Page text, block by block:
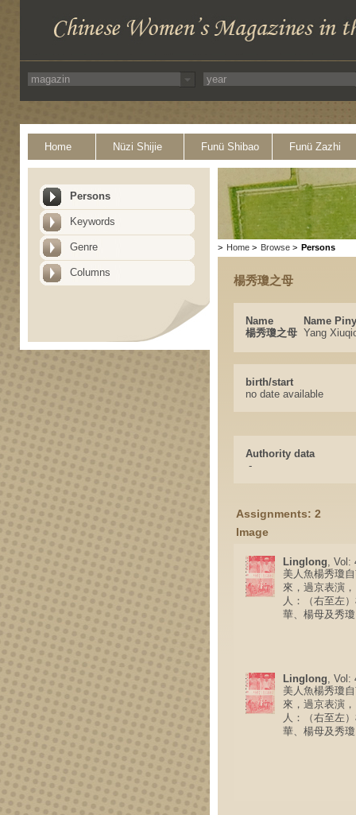
Home Nüzi Shijie Funü Shibao Funü Zazhi
Persons
Keywords
Genre
Columns
> Home > Browse > Persons
楊秀瓊之母
Name
Name
楊秀瓊之母 Yang
birth/start
no date available
Authority data
-
Assignments: 2
Image
Linglong, Vol:
美人魚楊秀瓊
來，過京表演
人：（右至左
華、楊母及秀
Linglong, Vol:
美人魚楊秀瓊
來，過京表演
人：（右至左
華、楊母及秀